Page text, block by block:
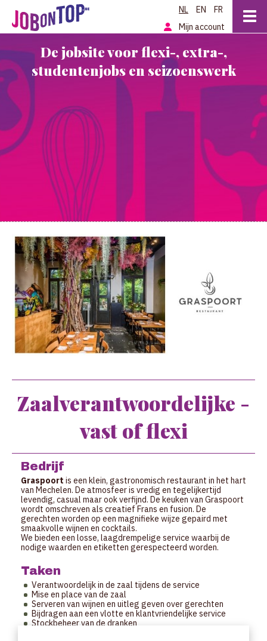
NL EN
FR
Mijn account
De jobsite voor flexi-, extra-,
studentenjobs en seizoenswerk
Zaalverantwoordelijke -
vast of flexi
Bedrijf
Graspoort is een klein, gastronomisch restaurant in het hart
van Mechelen. De atmosfeer is vredig en tegelijkertijd
levendig, casual maar ook verfijnd. De keuken van Graspoort
wordt omschreven als creatief Frans en fusion. De
gerechten worden op een magnifieke wijze gepaird met
smaakvolle wijnen en cocktails.
We bieden een losse, laagdrempelige service waarbij de
nodige waarden en etiketten gerespecteerd worden.
Taken
Verantwoordelijk in de zaal tijdens de service
Mise en place van de zaal
Serveren van wijnen en uitleg geven over gerechten
Bijdragen aan een vlotte en klantvriendelijke service
Stockbeheer van de dranken